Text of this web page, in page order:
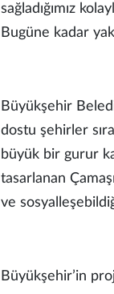
sağladığımız
Bugüne kadar
Büyükşehir
dostu şehirler
büyük bir gurur
tasarlanan
ve
Büyükşehir’in